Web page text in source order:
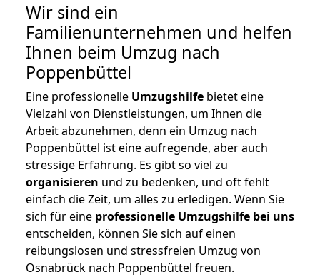
Wir sind ein
Familienunternehmen und helfen
Ihnen beim Umzug nach
Poppenbüttel
Eine professionelle Umzugshilfe bietet eine
Vielzahl von Dienstleistungen, um Ihnen die
Arbeit abzunehmen, denn ein Umzug nach
Poppenbüttel ist eine aufregende, aber auch
stressige Erfahrung. Es gibt so viel zu
organisieren und zu bedenken, und oft fehlt
einfach die Zeit, um alles zu erledigen. Wenn Sie
sich für eine professionelle Umzugshilfe bei uns
entscheiden, können Sie sich auf einen
reibungslosen und stressfreien Umzug von
Osnabrück nach Poppenbüttel freuen.